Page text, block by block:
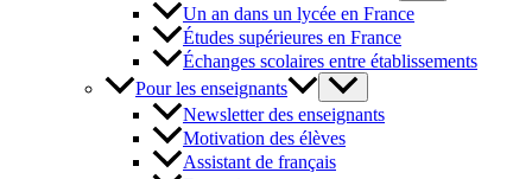
Un an dans un lycée en France
Études supérieures en France
Échanges scolaires entre établissements
Pour les enseignants
Newsletter des enseignants
Motivation des élèves
Assistant de français